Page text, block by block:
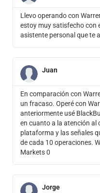
Llevo operando con
estoy muy satisfecho con
asistente personal que te
Juan
En comparación con
un fracaso. Operé con
anteriormente usé
en cuanto a la atención al
plataforma y las señales
de cada 10 operaciones.
Markets 0
Jorge